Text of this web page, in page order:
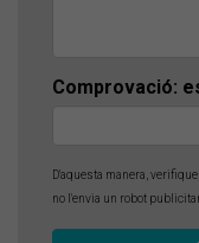
Comprovació:
D'aquesta manera,
no l'envia un robot